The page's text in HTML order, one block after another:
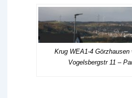
Krug WEA1-4 Görzhausen
Vogelsbergstr 11 –